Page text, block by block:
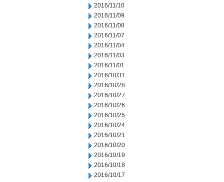
2016/11/10
2016/11/09
2016/11/08
2016/11/07
2016/11/04
2016/11/03
2016/11/01
2016/10/31
2016/10/28
2016/10/27
2016/10/26
2016/10/25
2016/10/24
2016/10/21
2016/10/20
2016/10/19
2016/10/18
2016/10/17